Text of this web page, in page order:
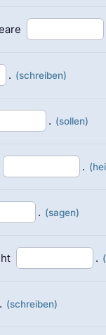
. (schreiben)
. (sollen)
.
. (sagen)
.
. (schreiben)